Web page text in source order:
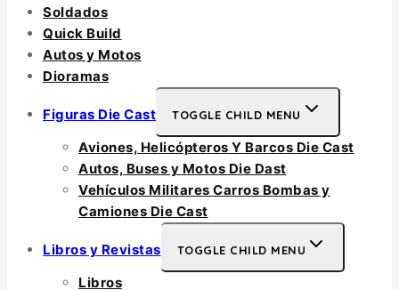
Soldados
Quick Build
Autos y Motos
Dioramas
Figuras Die Cast TOGGLE CHILD MENU
Aviones, Helicópteros Y Barcos Die Cast
Autos, Buses y Motos Die Dast
Vehículos Militares Carros Bombas y
Camiones Die Cast
Libros y Revistas TOGGLE CHILD MENU
Libros